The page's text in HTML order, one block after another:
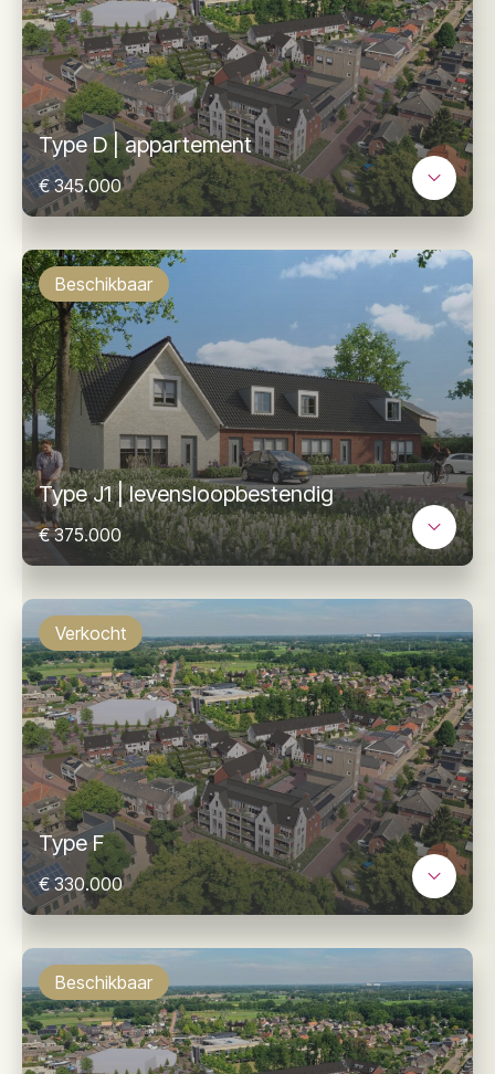
Type D | appartement
€ 345.000
Beschikbaar
Type J1 | levensloopbestendig
€ 375.000
Verkocht
Type F
€ 330.000
Beschikbaar